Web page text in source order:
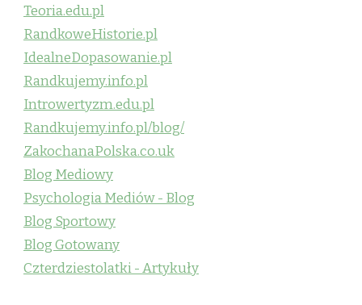
Teoria.edu.pl
RandkoweHistorie.pl
IdealneDopasowanie.pl
Randkujemy.info.pl
Introwertyzm.edu.pl
Randkujemy.info.pl/blog/
ZakochanaPolska.co.uk
Blog Mediowy
Psychologia Mediów - Blog
Blog Sportowy
Blog Gotowany
Czterdziestolatki - Artykuły